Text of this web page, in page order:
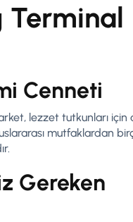
Terminal
Cenneti
lezzet tutkunları
mutfaklardan
Gereken